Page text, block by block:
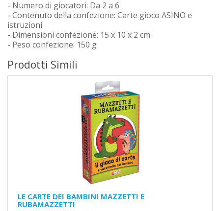
- Numero di giocatori: Da 2 a 6
- Contenuto della confezione: Carte gioco ASINO e
istruzioni
- Dimensioni confezione: 15 x 10 x 2 cm
- Peso confezione: 150 g
Prodotti Simili
LE CARTE DEI BAMBINI MAZZETTI E
RUBAMAZZETTI